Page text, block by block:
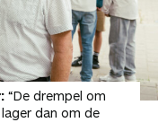
“De drempel om
dan om de